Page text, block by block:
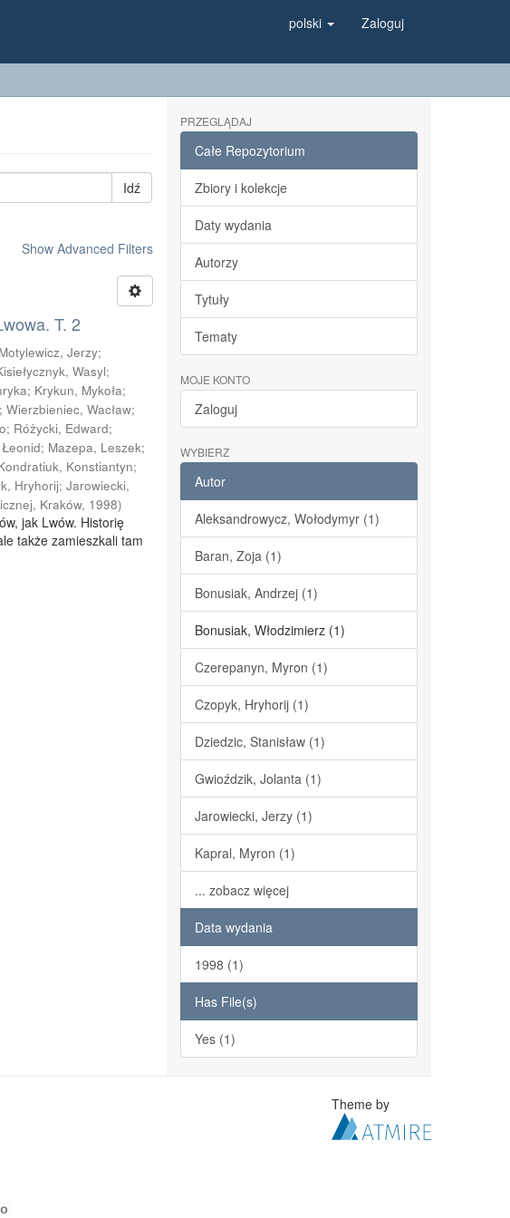
polski Zaloguj
Idź
Show Advanced Filters
T. 2
Motylewicz, Jerzy;
Wasyl;
; Krykun, Mykoła;
;Wierzbieniec, Wacław;
; Różycki, Edward;
; Mazepa, Leszek;
Konstiantyn;
Hryhorij;Jarowiecki,
Kraków, 1998)
jak Lwów. Historię
także zamieszkali tam
PRZEGLĄDAJ
Całe Repozytorium
Zbiory i kolekcje
Daty wydania
Autorzy
Tytuły
Tematy
MOJE KONTO
Zaloguj
WYBIERZ
Autor
Aleksandrowycz, Wołodymyr (1)
Baran, Zoja (1)
Bonusiak, Andrzej (1)
Bonusiak, Włodzimierz (1)
Czerepanyn, Myron (1)
Czopyk, Hryhorij (1)
Dziedzic, Stanisław (1)
Gwioździk, Jolanta (1)
Jarowiecki, Jerzy (1)
Kapral, Myron (1)
... zobacz więcej
Data wydania
1998 (1)
Has File(s)
Yes (1)
Theme by